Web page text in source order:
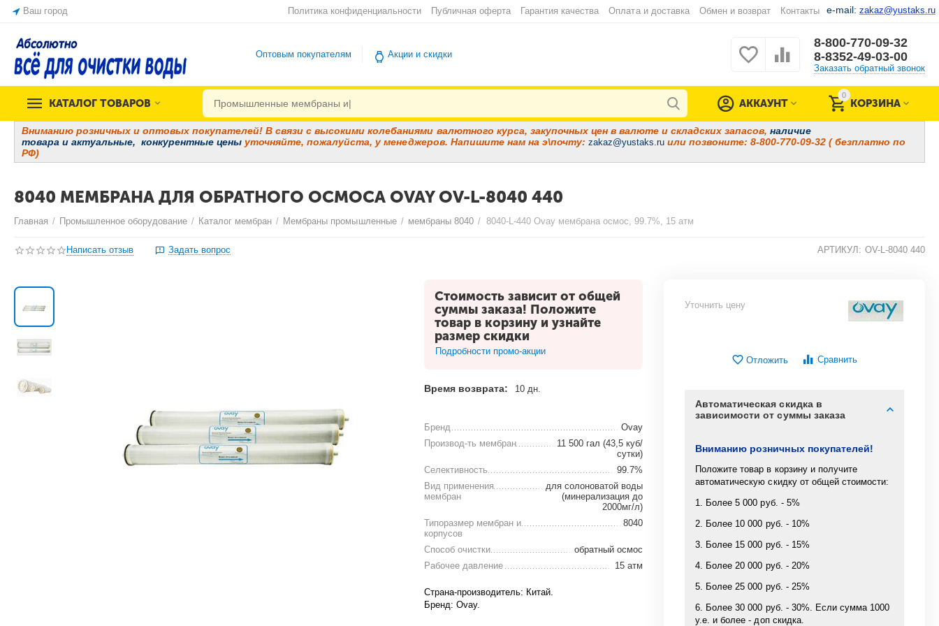
Ваш город e-mail: zakaz@yustaks.ru
Политика конфиденциальности Публичная оферта Гарантия качества Оплата и доставка Обмен и возврат Контакты
Оптовым покупателям Акции и скидки
8-800-770-09-32
8-8352-49-03-00
Заказать обратный звонок
КАТАЛОГ ТОВАРОВ
0
КОРЗИНА
АККАУНТ
Вниманию розничных и оптовых покупателей! В связи с высокими колебаниями валютного курса, закупочных цен в валюте и складских запасов, наличие
товара иактуальные, конкурентные цены уточняйте, пожалуйста, у менеджеров. Напишите нам на э\почту: zakaz@yustaks.ruили позвоните: 8-800-770-09-32 ( безплатно по
РФ)
8040 МЕМБРАНА ДЛЯ ОБРАТНОГО ОСМОСА OVAY OV-L-8040 440
Главная / Промышленное оборудование / Каталог мембран / Мембраны промышленные / мембраны 8040 / 8040-L-440 Ovay мембрана осмос, 99.7%, 15 атм
Написать отзыв Задать вопрос АРТИКУЛ: OV-L-8040 440
Стоимость зависит от общей
суммы заказа! Положите
товар в корзину и узнайте
размер скидки
Подробности промо-акции
Время возврата: 10 дн.
Бренд
Ovay
Производ-ть мембран
11 500 гал (43,5 куб/
сутки)
Селективность
99.7%
Вид применения
мембран
для солоноватой воды
(минерализация до
2000мг/л)
Типоразмер мембран и
корпусов
8040
Способ очистки
обратный осмос
Рабочее давление
15 атм
Страна-производитель: Китай.
Бренд: Ovay.
Уточнить цену
Отложить Сравнить
Автоматическая скидка в
зависимости от суммы заказа
Вниманию розничных покупателей!
Положите товар в корзину и получите
автоматическую скидку от общей стоимости:
1. Более 5 000 руб. - 5%
2. Более 10 000 руб. - 10%
3. Более 15 000 руб. - 15%
4. Более 20 000 руб. - 20%
5. Более 25 000 руб. - 25%
6. Более 30 000 руб. - 30%. Если сумма 1000
у.е. и более - доп скидка.